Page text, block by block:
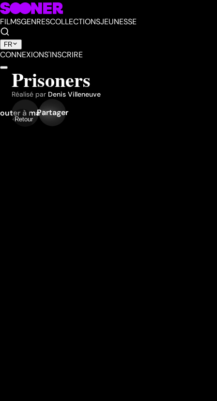
FILMSGENRESCOLLECTIONSJEUNESSE
FR
CONNEXIONS'INSCRIRE
Retour
Prisoners
Réalisé par Denis Villeneuve
à ma liste
Partager